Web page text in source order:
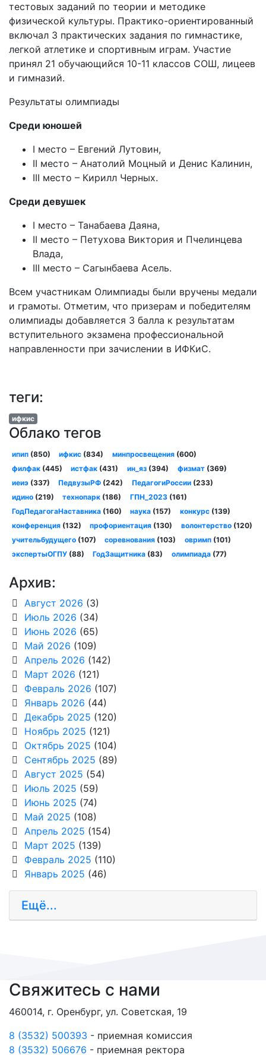
тестовых заданий по теории и методике
физической культуры. Практико-ориентированный
включал 3 практических задания по гимнастике,
легкой атлетике и спортивным играм. Участие
принял 21 обучающийся 10-11 классов СОШ, лицеев
и гимназий.
Результаты олимпиады
Среди юношей
I место – Евгений Лутовин,
II место – Анатолий Моцный и Денис Калинин,
III место – Кирилл Черных.
Среди девушек
I место – Танабаева Даяна,
II место – Петухова Виктория и Пчелинцева
Влада,
III место – Сагынбаева Асель.
Всем участникам Олимпиады были вручены медали
и грамоты. Отметим, что призерам и победителям
олимпиады добавляется 3 балла к результатам
вступительного экзамена профессиональной
направленности при зачислении в ИФКиС.
теги:
ифкис
Облако тегов
ипип(850) ифкис (834) минпросвещения(600)
филфак(445) истфак (431) ин_яз(394) физмат(369)
иеиэ(337) ПедвузыРФ (242) ПедагогиРоссии(233)
идино(219) технопарк (186) ГПН_2023(161)
ГодПедагогаНаставника(160) наука (157) конкурс(139)
конференция(132) профориентация (130) волонтерство(120)
учительбудущего(107) соревнования (103) овримп(101)
экспертыОГПУ(88) ГодЗащитника (83) олимпиада(77)
Архив:
Август 2026 (3)
Июль 2026 (34)
Июнь 2026 (65)
Май 2026 (109)
Апрель 2026 (142)
Март 2026 (121)
Февраль 2026 (107)
Январь 2026 (44)
Декабрь 2025 (120)
Ноябрь 2025 (121)
Октябрь 2025 (104)
Сентябрь 2025 (89)
Август 2025 (54)
Июль 2025 (59)
Июнь 2025 (74)
Май 2025 (108)
Апрель 2025 (154)
Март 2025 (139)
Февраль 2025 (110)
Январь 2025 (46)
Ещё...
Свяжитесь с нами
460014, г. Оренбург, ул. Советская, 19
8 (3532) 500393 - приемная комиссия
8 (3532) 506676 - приемная ректора